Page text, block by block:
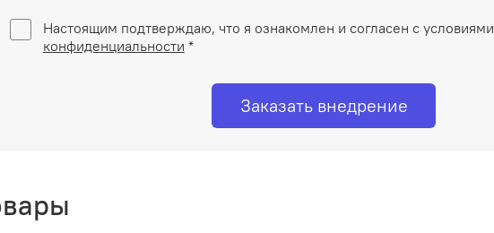
Настоящим подтверждаю, что я ознакомлен и согласен с условиями
конфиденциальности *
Заказать внедрение